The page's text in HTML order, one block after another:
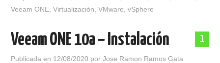
Veeam ONE ,Virtualización ,VMware ,vSphere
1
Veeam ONE 10a – Instalación
Publicada en 12/08/2020 porJose Ramon Ramos Gata